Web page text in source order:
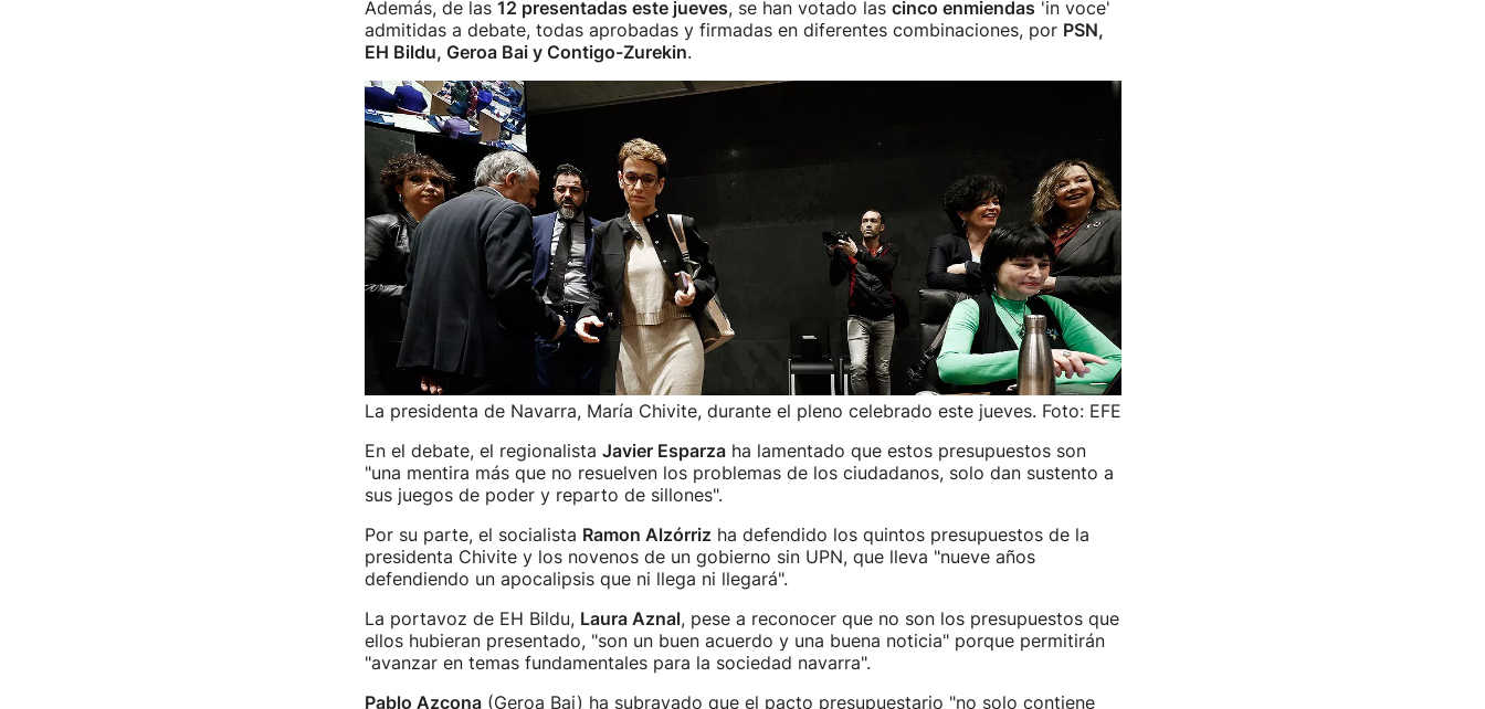
Además, de las 12 presentadas este jueves, se han votado las cinco enmiendas 'in voce'
admitidas a debate, todas aprobadas y firmadas en diferentes combinaciones, por PSN,
EH Bildu, Geroa Bai y Contigo-Zurekin.
La presidenta de Navarra, María Chivite, durante el pleno celebrado este jueves. Foto: EFE
En el debate, el regionalista Javier Esparzaha lamentado que estos presupuestos son
"una mentira más que no resuelven los problemas de los ciudadanos, solo dan sustento a
sus juegos de poder y reparto de sillones".
Por su parte, el socialista Ramon Alzórrizha defendido los quintos presupuestos de la
presidenta Chivite y los novenos de un gobierno sin UPN, que lleva "nueve años
defendiendo un apocalipsis que ni llega ni llegará".
La portavoz de EH Bildu, Laura Aznal, pese a reconocer que no son los presupuestos que
ellos hubieran presentado, "son un buen acuerdo y una buena noticia" porque permitirán
"avanzar en temas fundamentales para la sociedad navarra".
Pablo Azcona(Geroa Bai) ha subrayado que el pacto presupuestario "no solo contiene